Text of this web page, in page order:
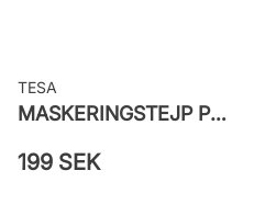
TESA
MASKERINGSTEJP PRECISION OUTDOOR 4440
199 SEK